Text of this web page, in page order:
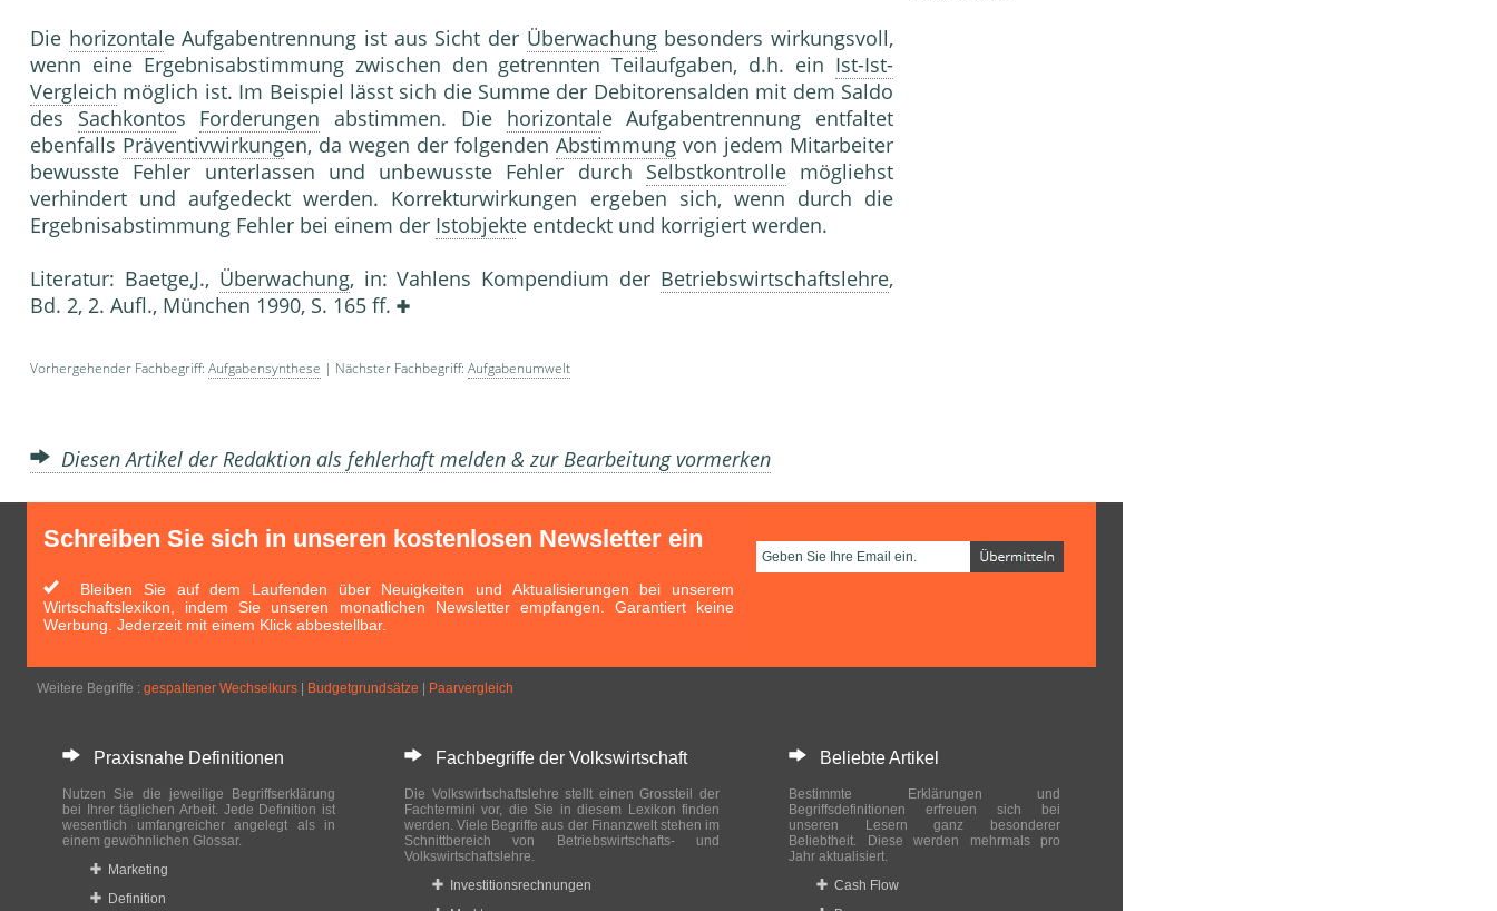
Die horizontale Aufgabentrennung ist aus Sicht der Überwachungbesonders wirkungsvoll,
wenn eine Ergebnisabstimmung zwischen den getrennten Teilaufgaben, d.h. ein Ist-Ist-
Vergleich möglich ist. Im Beispiel lässt sich die Summe der Debitorensalden mit dem Saldo
des Sachkontos Forderungen abstimmen. Die horizontale Aufgabentrennung entfaltet
ebenfalls Präventivwirkungen, da wegen der folgenden Abstimmung von jedem Mitarbeiter
bewusste Fehler unterlassen und unbewusste Fehler durch Selbstkontrollemögliehst
verhindert und aufgedeckt werden. Korrekturwirkungen ergeben sich, wenn durch die
Ergebnisabstimmung Fehler bei einem der Istobjekte entdeckt und korrigiert werden.
Literatur: Baetge,J., Überwachung, in: Vahlens Kompendium der Betriebswirtschaftslehre,
Bd. 2, 2. Aufl., München 1990, S. 165 ff.
Vorhergehender Fachbegriff: Aufgabensynthese | Nächster Fachbegriff: Aufgabenumwelt
Diesen Artikel der Redaktion als fehlerhaft melden & zur Bearbeitung vormerken
Schreiben Sie sich in unseren kostenlosen Newsletter ein
Bleiben Sie auf dem Laufenden über Neuigkeiten und Aktualisierungen bei unserem
Wirtschaftslexikon, indem Sie unseren monatlichen Newsletter empfangen. Garantiert keine
Werbung. Jederzeit mit einem Klick abbestellbar.
Weitere Begriffe : gespaltener Wechselkurs Budgetgrundsätze Paarvergleich
Praxisnahe Definitionen
Nutzen Sie die jeweilige Begriffserklärung
bei Ihrer täglichen Arbeit. Jede Definition ist
wesentlich umfangreicher angelegt als in
einem gewöhnlichen Glossar.
Marketing
Definition
Fachbegriffe der Volkswirtschaft
Die Volkswirtschaftslehre stellt einen Grossteil der
Fachtermini vor, die Sie in diesem Lexikon finden
werden. Viele Begriffe aus der Finanzwelt stehen im
Schnittbereich von Betriebswirtschafts- und
Volkswirtschaftslehre.
Investitionsrechnungen
Beliebte Artikel
Bestimmte Erklärungen und
Begriffsdefinitionen erfreuen sich bei
unseren Lesern ganz besonderer
Beliebtheit. Diese werden mehrmals pro
Jahr aktualisiert.
Cash Flow